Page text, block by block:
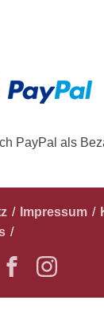
PayPal als
Impressum